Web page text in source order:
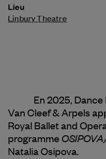
Lieu
Linbury Theatre
En 2025,
Van Cleef & Arpels
Royal Ballet and
programme
Natalia Osipova.